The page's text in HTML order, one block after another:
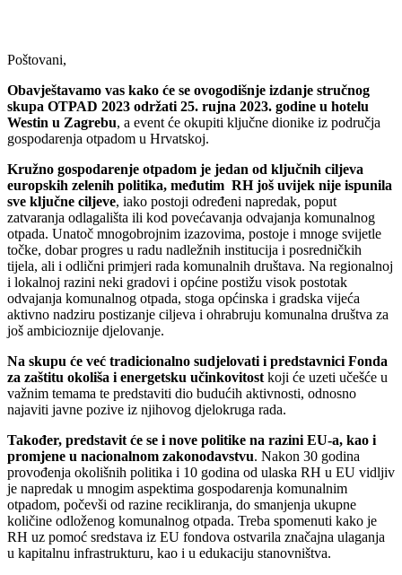
Poštovani,
Obavještavamo vas kako će se ovogodišnje izdanje stručnog
skupa OTPAD 2023 održati 25. rujna 2023. godine u hotelu
Westin u Zagrebu, a event će okupiti ključne dionike iz područja
gospodarenja otpadom u Hrvatskoj.
Kružno gospodarenje otpadom je jedan od ključnih ciljeva
europskih zelenih politika, međutim RH još uvijek nije ispunila
sve ključne ciljeve, iako postoji određeni napredak, poput
zatvaranja odlagališta ili kod povećavanja odvajanja komunalnog
otpada. Unatoč mnogobrojnim izazovima, postoje i mnoge svijetle
točke, dobar progres u radu nadležnih institucija i posredničkih
tijela, ali i odlični primjeri rada komunalnih društava. Na regionalnoj
i lokalnoj razini neki gradovi i općine postižu visok postotak
odvajanja komunalnog otpada, stoga općinska i gradska vijeća
aktivno nadziru postizanje ciljeva i ohrabruju komunalna društva za
još ambicioznije djelovanje.
Na skupu će već tradicionalno sudjelovati i predstavnici Fonda
za zaštitu okoliša i energetsku učinkovitost koji će uzeti učešće u
važnim temama te predstaviti dio budućih aktivnosti, odnosno
najaviti javne pozive iz njihovog djelokruga rada.
Također, predstavit će se i nove politike na razini EU-a, kao i
promjene u nacionalnom zakonodavstvu. Nakon 30 godina
provođenja okolišnih politika i 10 godina od ulaska RH u EU vidljiv
je napredak u mnogim aspektima gospodarenja komunalnim
otpadom, počevši od razine recikliranja, do smanjenja ukupne
količine odloženog komunalnog otpada. Treba spomenuti kako je
RH uz pomoć sredstava iz EU fondova ostvarila značajna ulaganja
u kapitalnu infrastrukturu, kao i u edukaciju stanovništva.